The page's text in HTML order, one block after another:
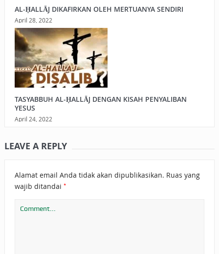
AL-ḤALLĀJ DIKAFIRKAN OLEH MERTUANYA SENDIRI
April 28, 2022
TASYABBUH AL-ḤALLĀJ DENGAN KISAH PENYALIBAN
YESUS
April 24, 2022
LEAVE A REPLY
Alamat email Anda tidak akan dipublikasikan. Ruas yang
wajib ditandai *